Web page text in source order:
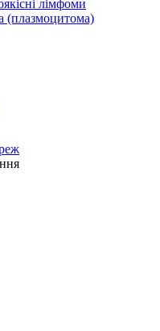
лімфоми
(плазмоцитома)